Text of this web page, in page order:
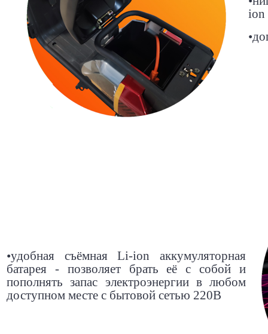
ion
•
•удобная съёмная Li-ion аккумуляторная
батарея - позволяет брать её с собой и
пополнять запас электроэнергии в любом
доступном месте с бытовой сетью 220В